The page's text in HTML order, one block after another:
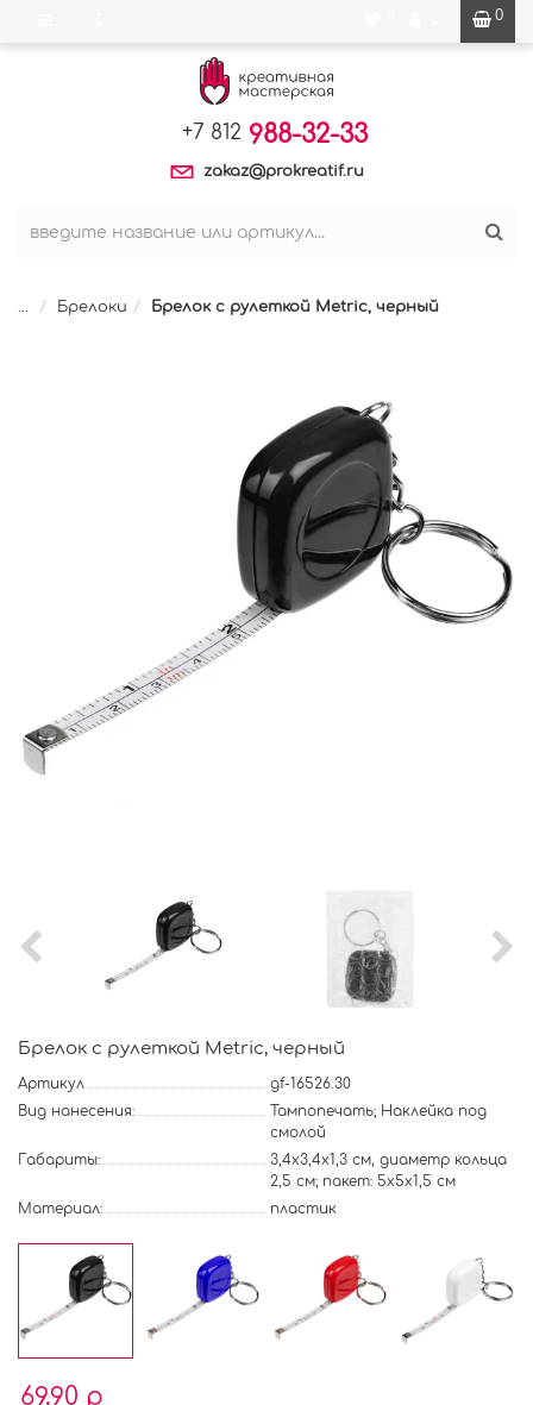
0
+7 812 988-32-33
zakaz@prokreatif.ru
... Брелоки Брелок c рулеткой Metric, черный
Брелок c рулеткой Metric, черный
Артикул
gf-16526.30
Вид нанесения:
Тампопечать; Наклейка под
смолой
Габариты:
3,4x3,4x1,3 см, диаметр кольца
2,5 см; пакет: 5x5x1,5 см
Материал:
пластик
69.90 р